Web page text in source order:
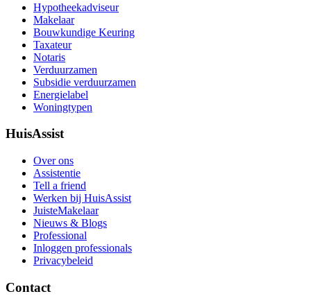
Hypotheekadviseur
Makelaar
Bouwkundige Keuring
Taxateur
Notaris
Verduurzamen
Subsidie verduurzamen
Energielabel
Woningtypen
HuisAssist
Over ons
Assistentie
Tell a friend
Werken bij HuisAssist
JuisteMakelaar
Nieuws & Blogs
Professional
Inloggen professionals
Privacybeleid
Contact